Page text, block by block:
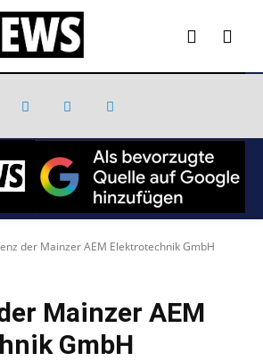
der Mainzer AEM Elektrotechnik GmbH
Mainzer AEM
GmbH